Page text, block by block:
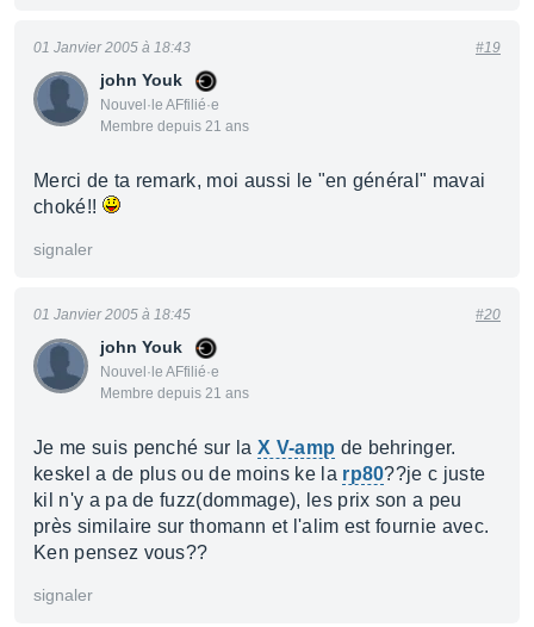
john Youk
Nouvel·le AFfilié·e
Membre depuis 21 ans
01 Janvier 2005 à 18:43 #19
Merci de ta remark, moi aussi le "en général" mavai
choké!!
signaler
john Youk
Nouvel·le AFfilié·e
Membre depuis 21 ans
01 Janvier 2005 à 18:45 #20
Je me suis penché sur la X V-amp de behringer.
keskel a de plus ou de moins ke la rp80??je c juste
kil n'y a pa de fuzz(dommage), les prix son a peu
près similaire sur thomann et l'alim est fournie avec.
Ken pensez vous??
signaler